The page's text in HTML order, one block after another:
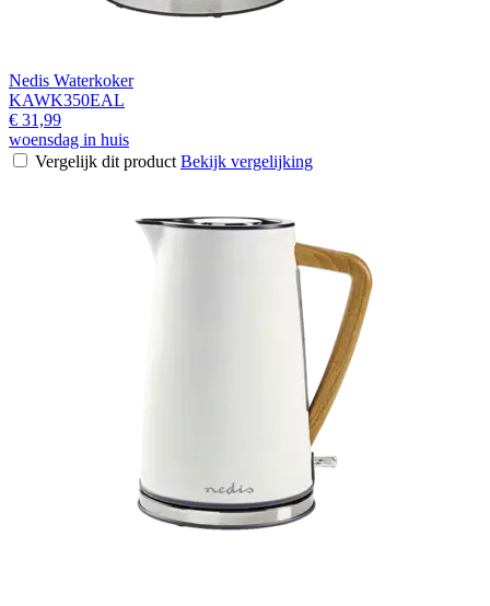
Nedis Waterkoker
KAWK350EAL
€ 31,99
woensdag in huis
Vergelijk dit product Bekijk vergelijking